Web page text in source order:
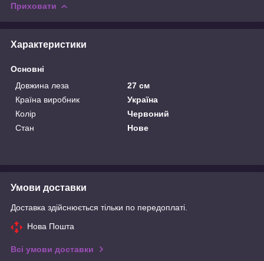
Приховати
Характеристики
Основні
Довжина леза
27 см
Країна виробник
Україна
Колір
Червоний
Стан
Нове
Умови доставки
Доставка здійснюється тільки по передоплаті.
Нова Пошта
Всі умови доставки